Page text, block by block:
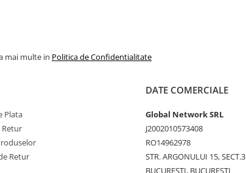
mai multe in Politica de Confidentialitate
Plata
Retur
Retur
DATE COMERCIALE
Global Network SRL
J2002010573408
RO14962978
STR. ARGONULUI 15, SECT.3
BUCURESTI, BUCURESTI